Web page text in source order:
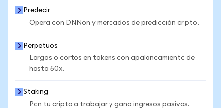
Predecir
Opera con DNNon y mercados de predicción cripto.
Perpetuos
Largos o cortos en tokens con apalancamiento de
hasta 50x.
Staking
Pon tu cripto a trabajar y gana ingresos pasivos.